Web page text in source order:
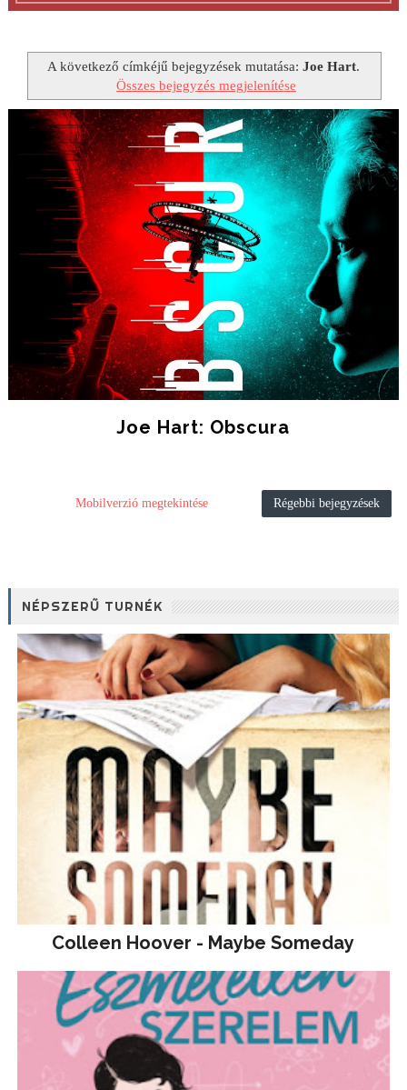
A következő címkéjű bejegyzések mutatása: Joe Hart.
Összes bejegyzés megjelenítése
Joe Hart: Obscura
Régebbi bejegyzések
Mobilverzió megtekintése
NÉPSZERŰ TURNÉK
Colleen Hoover - Maybe Someday